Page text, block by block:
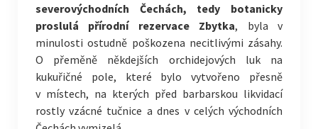
severovýchodních Čechách, tedy botanicky
proslulá přírodní rezervace Zbytka, byla v
minulosti ostudně poškozena necitlivými zásahy.
O přeměně někdejších orchidejových luk na
kukuřičné pole, které bylo vytvořeno přesně
v místech, na kterých před barbarskou likvidací
rostly vzácné tučnice a dnes v celých východních